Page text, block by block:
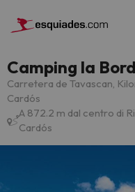
Camping la
Carretera de Tavascan,
Cardós
A 872.2 m dal centro di
Cardós